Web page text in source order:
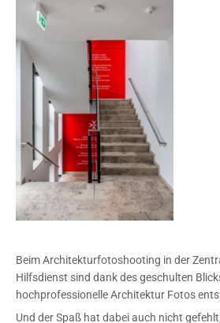
Beim Architekturfotoshooting in der
Hilfsdienst sind dank des geschulten
hochprofessionelle Architektur Fotos
Und der Spaß hat dabei auch nicht